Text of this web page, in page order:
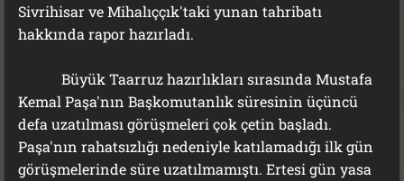
Sivrihisar ve Mihalıççık'taki yunan tahribatı
hakkında rapor hazırladı.
Büyük Taarruz hazırlıkları sırasında Mustafa
Kemal Paşa'nın Başkomutanlık süresinin üçüncü
defa uzatılması görüşmeleri çok çetin başladı.
Paşa'nın rahatsızlığı nedeniyle katılamadığı ilk gün
görüşmelerinde süre uzatılmamıştı. Ertesi gün yasa